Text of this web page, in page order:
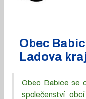
Obec
Ladova
Obec Babice se
společenství